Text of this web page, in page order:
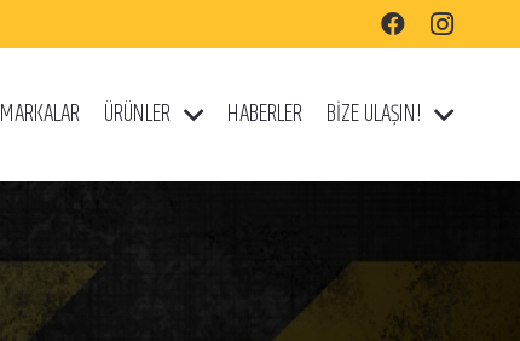
MARKALAR ÜRÜNLER HABERLER BİZE ULAŞIN!